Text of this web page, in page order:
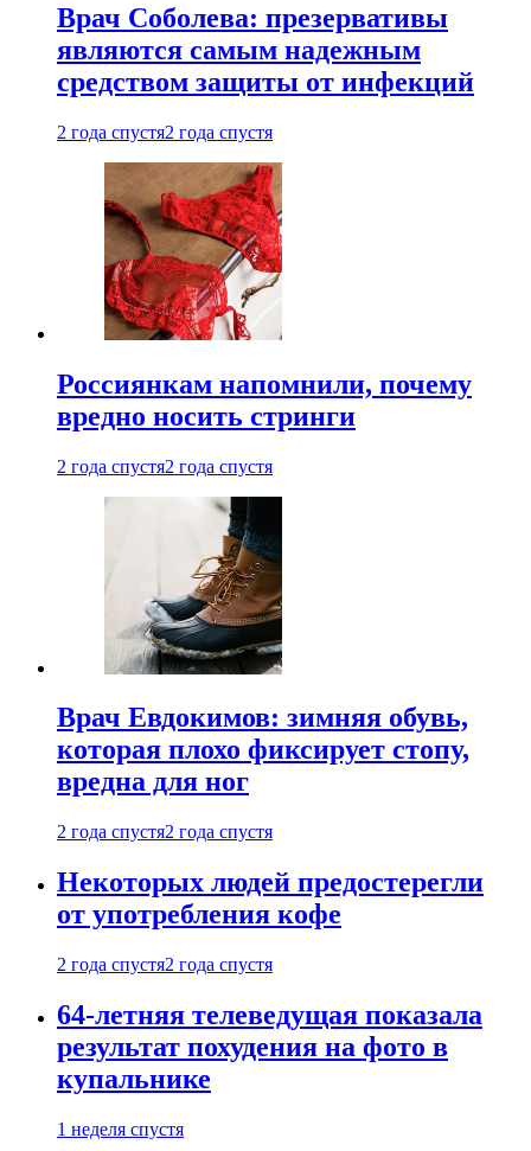
Врач Соболева: презервативы
являются самым надежным
средством защиты от инфекций
2 года спустя2 года спустя
Россиянкам напомнили, почему
вредно носить стринги
2 года спустя2 года спустя
Врач Евдокимов: зимняя обувь,
которая плохо фиксирует стопу,
вредна для ног
2 года спустя2 года спустя
Некоторых людей предостерегли
от употребления кофе
2 года спустя2 года спустя
64-летняя телеведущая показала
результат похудения на фото в
купальнике
1 неделя спустя